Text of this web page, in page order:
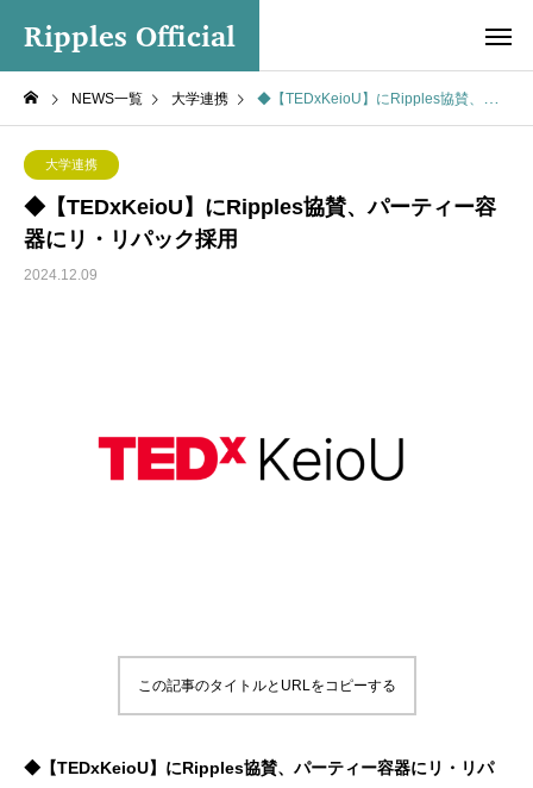
Ripples Official
NEWS一覧 大学連携 ◆【TEDxKeioU】にRipples協賛、パーティー容器にリ・リパック採用
大学連携
◆【TEDxKeioU】にRipples協賛、パーティー容
器にリ・リパック採用
2024.12.09
この記事のタイトルとURLをコピーする
◆【TEDxKeioU】にRipples協賛、パーティー容器にリ・リパ